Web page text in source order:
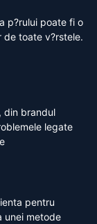
p?rului poate fi o
de toate v?rstele.
din brandul
legate
pentru
unei metode